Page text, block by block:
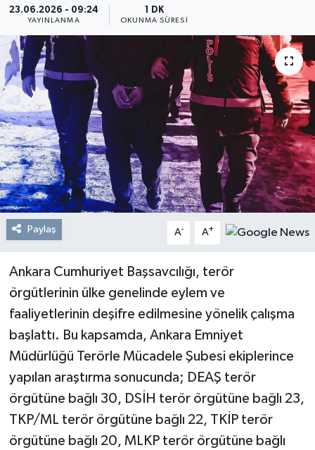
23.06.2026 - 09:24
YAYINLANMA
1 DK
OKUNMA SÜRESI
Paylaş A- A+
Ankara Cumhuriyet Başsavcılığı, terör
örgütlerinin ülke genelinde eylem ve
faaliyetlerinin deşifre edilmesine yönelik çalışma
başlattı. Bu kapsamda, Ankara Emniyet
Müdürlüğü Terörle Mücadele Şubesi ekiplerince
yapılan araştırma sonucunda; DEAŞ terör
örgütüne bağlı 30, DSİH terör örgütüne bağlı 23,
TKP/ML terör örgütüne bağlı 22, TKİP terör
örgütüne bağlı 20, MLKP terör örgütüne bağlı
Magazin
Kültür Sanat
Resmi Reklam
Röportajlar